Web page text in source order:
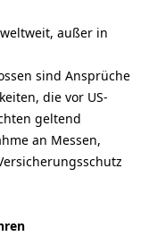
außer in
sind Ansprüche
die vor US-
geltend
an Messen,